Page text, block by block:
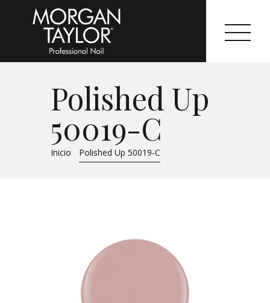
Polished Up
50019-C
Inicio Polished Up 50019-C
Morgan Taylor®
Sistemas Profesionales
Cartas de Color
Tutoriales
Contacto